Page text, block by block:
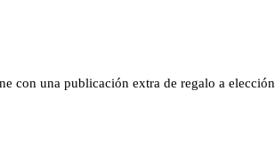
con una publicación extra de regalo a elección